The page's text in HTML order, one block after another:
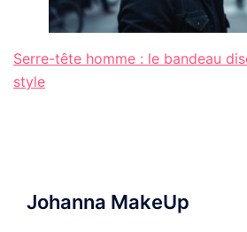
Serre-tête homme : le bandeau
style
Johanna MakeUp